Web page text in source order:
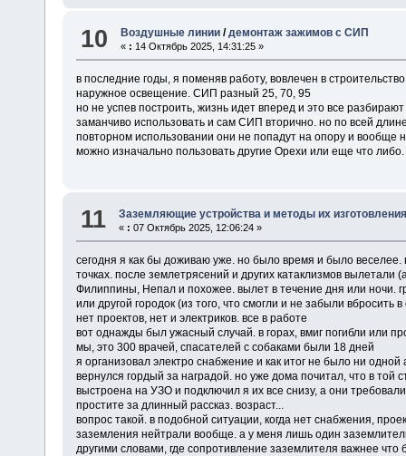
10 Воздушные линии /демонтаж зажимов с СИП
« : 14 Октябрь 2025, 14:31:25 »
в последние годы, я поменяв работу, вовлечен в
наружное освещение. СИП разный 25, 70, 95
но не успев построить, жизнь идет вперед и это все разбирают
заманчиво использовать и сам СИП вторично. но по всей
повторном использовании они не попадут на опору и
можно изначально пользовать другие Орехи или еще что
11 Заземляющие устройства и методы их
« : 07 Октябрь 2025, 12:06:24 »
сегодня я как бы доживаю уже. но было время и было веселее.
точках. после землетрясений и других катаклизмов
Филиппины, Непал и похожее. вылет в течение дня или ночи.
или другой городок (из того, что смогли и не забыли вбросить
нет проектов, нет и электриков. все в работе
вот однажды был ужасный случай. в горах, вмиг погибли или
мы, это 300 врачей, спасателей с собаками были 18 дней
я организовал электро снабжение и как итог не было ни
вернулся гордый за наградой. но уже дома почитал, что в
выстроена на УЗО и подключил я их все снизу, а они
простите за длинный рассказ. возраст...
вопрос такой. в подобной ситуации, когда нет снабжения,
заземления нейтрали вообще. а у меня лишь один
другими словами, где сопротивление заземлителя важнее